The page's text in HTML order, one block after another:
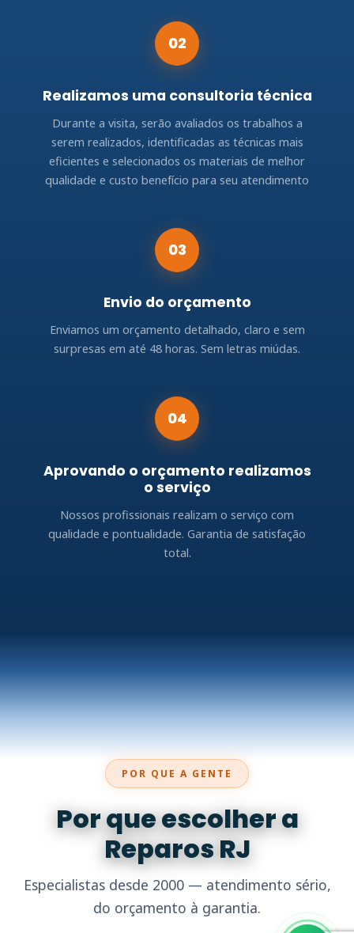
02
Realizamos uma consultoria técnica
Durante a visita, serão avaliados os trabalhos a
serem realizados, identificadas as técnicas mais
eficientes e selecionados os materiais de melhor
qualidade e custo benefício para seu atendimento
03
Envio do orçamento
Enviamos um orçamento detalhado, claro e sem
surpresas em até 48 horas. Sem letras miúdas.
04
Aprovando o orçamento realizamos
o serviço
Nossos profissionais realizam o serviço com
qualidade e pontualidade. Garantia de satisfação
total.
POR QUE A GENTE
Por que escolher a
Reparos RJ
Especialistas desde 2000 — atendimento sério,
do orçamento à garantia.